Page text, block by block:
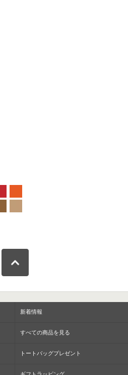
新着情報
すべての商品を見る
トートバッグプレゼント